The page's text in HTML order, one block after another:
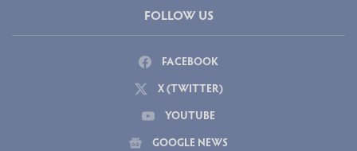
FOLLOW US
FACEBOOK
X (TWITTER)
YOUTUBE
GOOGLE NEWS